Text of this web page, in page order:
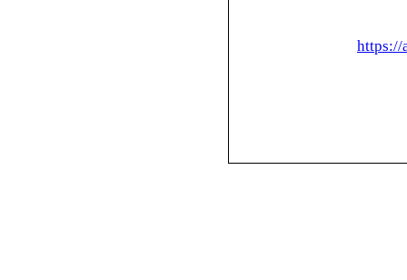
https://